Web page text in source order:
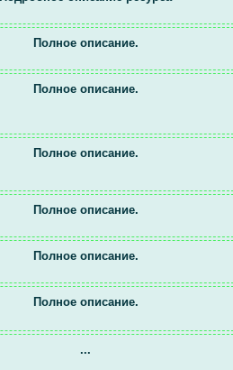
Полное описание.
Полное описание.
Полное описание.
Полное описание.
Полное описание.
Полное описание.
...